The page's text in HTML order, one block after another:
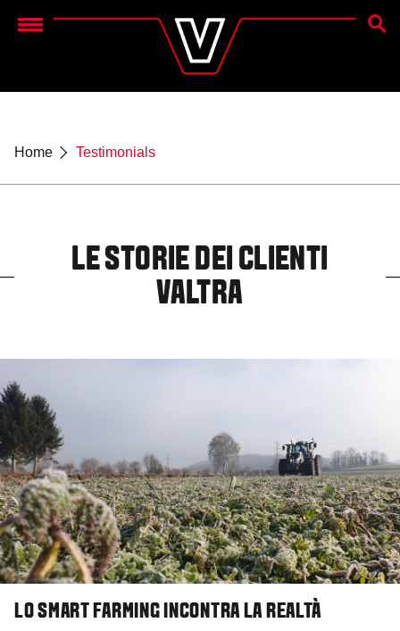
Menu
CERCA
Home Testimonials
LE STORIE DEI CLIENTI
VALTRA
LO SMART FARMING INCONTRA LA REALTÀ